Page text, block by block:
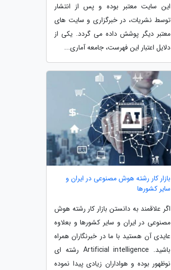
این سایت معتبر بوده و پس از انتشار
توسط نشریات، در خبرگزاری و سایت های
معتبر دیگر پوشش داده می گردد. یکی از
دلایل اعتبار این فهرست، جامعه آماری...
بازار کار رشته هوش مصنوعی در ایران و
سایر کشورها
اگر علاقمند به دانستن بازار کار رشته هوش
مصنوعی در ایران و سایر کشورها و بعلاوه
عایدی آن هستید با ما در خبرنگاران همراه
باشید. Artificial intelligence رشته ای
نوظهور بوده و هواداران زیادی پیدا نموده